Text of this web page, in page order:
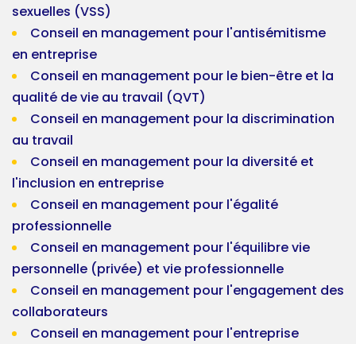
sexuelles (VSS)
Conseil en management pour l'antisémitisme
en entreprise
Conseil en management pour le bien-être et la
qualité de vie au travail (QVT)
Conseil en management pour la discrimination
au travail
Conseil en management pour la diversité et
l'inclusion en entreprise
Conseil en management pour l'égalité
professionnelle
Conseil en management pour l'équilibre vie
personnelle (privée) et vie professionnelle
Conseil en management pour l'engagement des
collaborateurs
Conseil en management pour l'entreprise